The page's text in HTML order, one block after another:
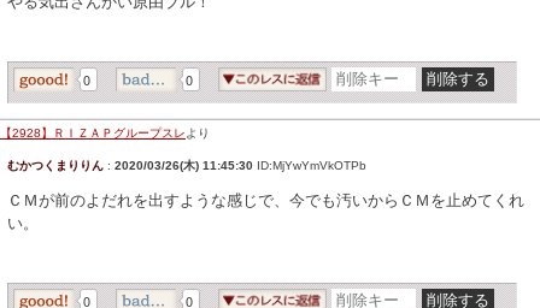
0 0
【2928】ＲＩＺＡＰグループスレ より
むかつくまりりん : 2020/03/26(木) 11:45:30 ID:MjYwYmVkOTPb
ＣＭが前のよだれを出すような感じで、今でも汚いからＣＭを止めてくれ
い。
0 0